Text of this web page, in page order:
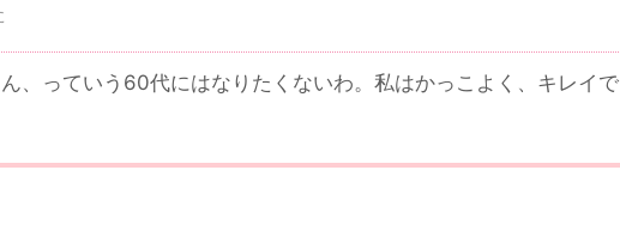
、っていう60代にはなりたくないわ。私はかっこよく、キレイで